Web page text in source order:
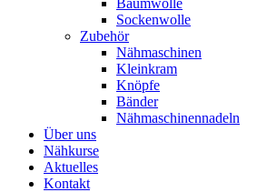
Baumwolle
Sockenwolle
Zubehör
Nähmaschinen
Kleinkram
Knöpfe
Bänder
Nähmaschinennadeln
Über uns
Nähkurse
Aktuelles
Kontakt